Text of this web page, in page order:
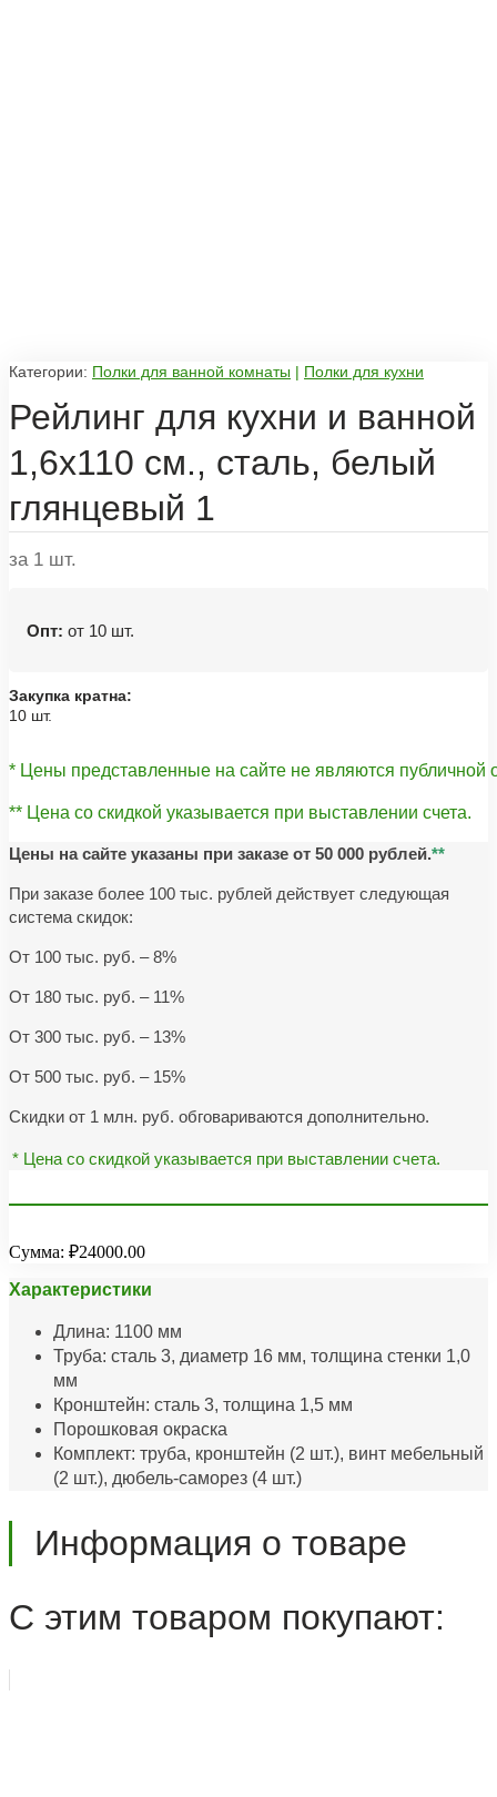
Категории: Полки для ванной комнаты | Полки для кухни
Рейлинг для кухни и ванной
1,6х110 см., сталь, белый
глянцевый 1
за 1 шт.
Опт: от 10 шт.
Закупка кратна:
10 шт.
* Цены представленные на сайте не являются публичной
** Цена со скидкой указывается при выставлении счета.
Цены на сайте указаны при заказе от 50 000 рублей.**
При заказе более 100 тыс. рублей действует следующая
система скидок:
От 100 тыс. руб. – 8%
От 180 тыс. руб. – 11%
От 300 тыс. руб. – 13%
От 500 тыс. руб. – 15%
Скидки от 1 млн. руб. обговариваются дополнительно.
* Цена со скидкой указывается при выставлении счета.
Сумма: ₽24000.00
Характеристики
Длина: 1100 мм
Труба: сталь 3, диаметр 16 мм, толщина стенки 1,0
мм
Кронштейн: сталь 3, толщина 1,5 мм
Порошковая окраска
Комплект: труба, кронштейн (2 шт.), винт мебельный
(2 шт.), дюбель-саморез (4 шт.)
Информация о товаре
С этим товаром покупают: